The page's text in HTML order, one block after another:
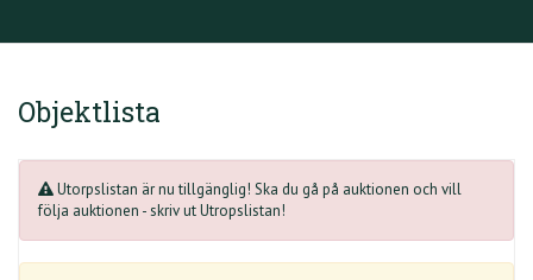
Objektlista
Utorpslistan är nu tillgänglig! Ska du gå på auktionen och vill
följa auktionen - skriv ut Utropslistan!